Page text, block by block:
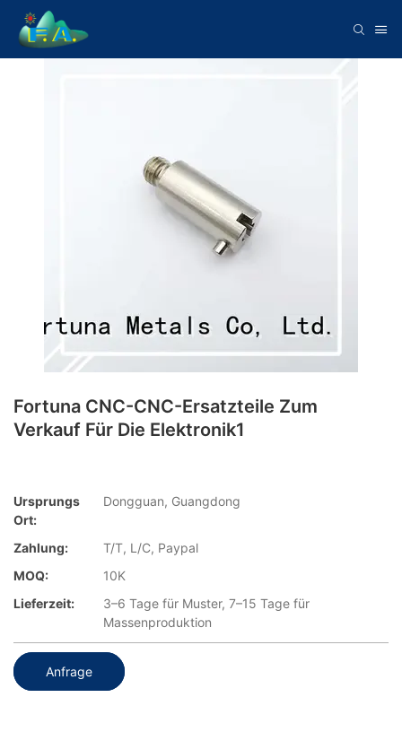
Fortuna CNC-CNC-Ersatzteile Zum
Verkauf Für Die Elektronik1
Ursprungs
Ort:
Dongguan, Guangdong
Zahlung:
T/T, L/C, Paypal
MOQ:
10K
Lieferzeit:
3–6 Tage für Muster, 7–15 Tage für
Massenproduktion
Anfrage